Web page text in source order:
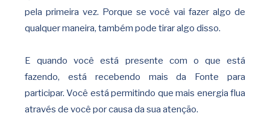
pela primeira vez. Porque se você vai fazer algo de
qualquer maneira, também pode tirar algo disso.
E quando você está presente com o que está
fazendo, está recebendo mais da Fonte para
participar. Você está permitindo que mais energia flua
através de você por causa da sua atenção.